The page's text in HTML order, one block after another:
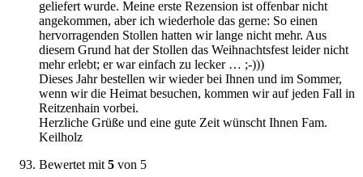
geliefert wurde. Meine erste Rezension ist offenbar nicht
angekommen, aber ich wiederhole das gerne: So einen
hervorragenden Stollen hatten wir lange nicht mehr. Aus
diesem Grund hat der Stollen das Weihnachtsfest leider nicht
mehr erlebt; er war einfach zu lecker … ;-)))
Dieses Jahr bestellen wir wieder bei Ihnen und im Sommer,
wenn wir die Heimat besuchen, kommen wir auf jeden Fall in
Reitzenhain vorbei.
Herzliche Grüße und eine gute Zeit wünscht Ihnen Fam.
Keilholz
Bewertet mit 5 von 5